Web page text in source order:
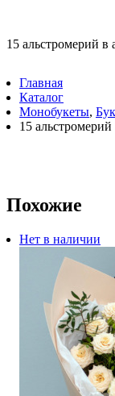
15 альстромерий в
Главная
Каталог
Монобукеты,
15
Похожие
Нет в наличии